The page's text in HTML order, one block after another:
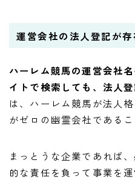
運営会社の法人登記が存
ハーレム競馬の運営会社
イトで検索しても、法人
は、ハーレム競馬が法人
がゼロの幽霊会社であるこ
まっとうな企業であれば
的な責任を負って事業を